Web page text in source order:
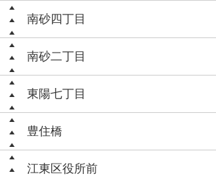
南砂四丁目
南砂二丁目
東陽七丁目
豊住橋
江東区役所前